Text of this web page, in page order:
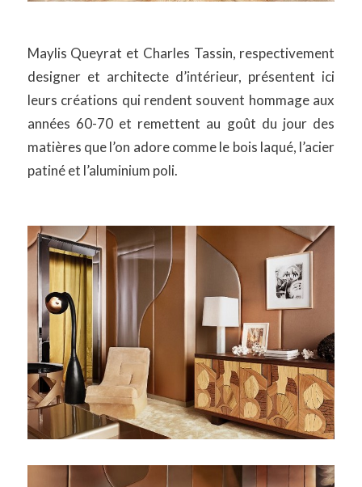
Maylis Queyrat et Charles Tassin, respectivement
designer et architecte d’intérieur, présentent ici
leurs créations qui rendent souvent hommage aux
années 60-70 et remettent au goût du jour des
matières que l’on adore comme le bois laqué, l’acier
patiné et l’aluminium poli.